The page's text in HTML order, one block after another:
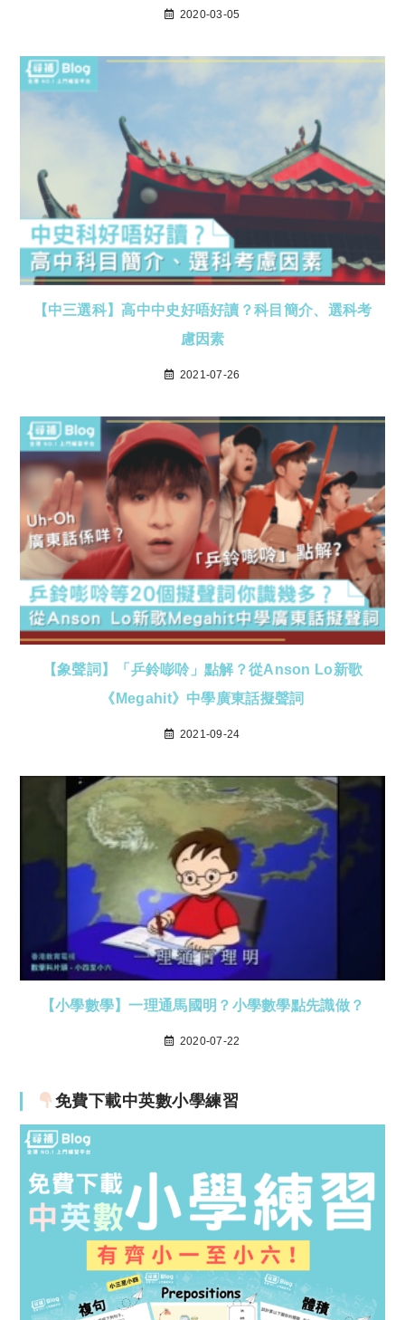
2020-03-05
【中三選科】高中中史好唔好讀？科目簡介、選科考
慮因素
2021-07-26
【象聲詞】「乒鈴嘭唥」點解？從Anson Lo新歌
《Megahit》中學廣東話擬聲詞
2021-09-24
【小學數學】一理通馬國明？小學數學點先識做？
2020-07-22
免費下載中英數小學練習